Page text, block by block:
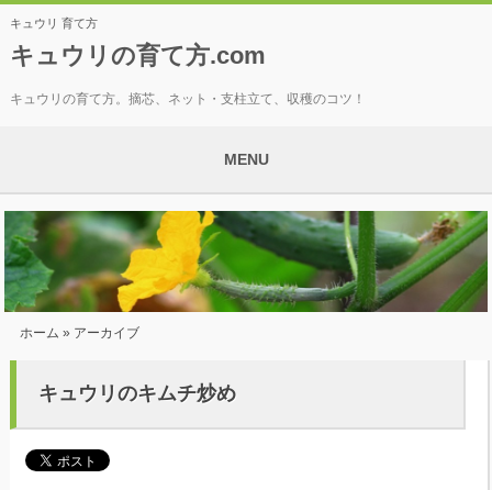
キュウリ 育て方
キュウリの育て方.com
キュウリの育て方。摘芯、ネット・支柱立て、収穫のコツ！
MENU
ホーム » アーカイブ
キュウリのキムチ炒め